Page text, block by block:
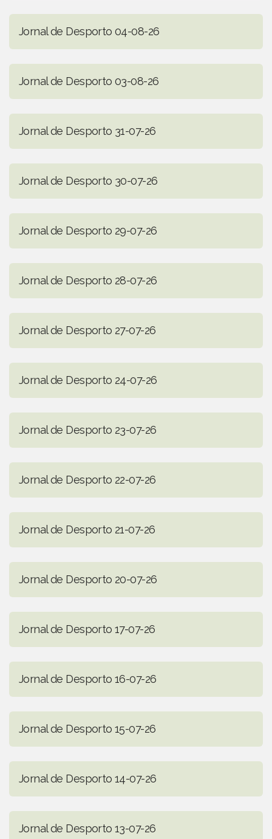
Jornal de Desporto 04-08-26
Jornal de Desporto 03-08-26
Jornal de Desporto 31-07-26
Jornal de Desporto 30-07-26
Jornal de Desporto 29-07-26
Jornal de Desporto 28-07-26
Jornal de Desporto 27-07-26
Jornal de Desporto 24-07-26
Jornal de Desporto 23-07-26
Jornal de Desporto 22-07-26
Jornal de Desporto 21-07-26
Jornal de Desporto 20-07-26
Jornal de Desporto 17-07-26
Jornal de Desporto 16-07-26
Jornal de Desporto 15-07-26
Jornal de Desporto 14-07-26
Jornal de Desporto 13-07-26